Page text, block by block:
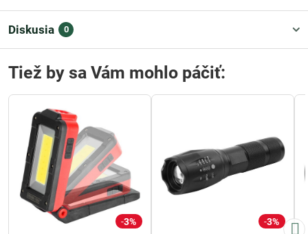
Diskusia 0
Tiež by sa Vám mohlo páčiť:
3% 3%